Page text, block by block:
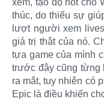
xem, tạo độ hot cho
thúc, do thiếu sự
lượt người xem
giá trị thật của nó.
tựa game của mình
trước đây cũng từng
ra mắt, tuy nhiên có
Epic là điều khiến